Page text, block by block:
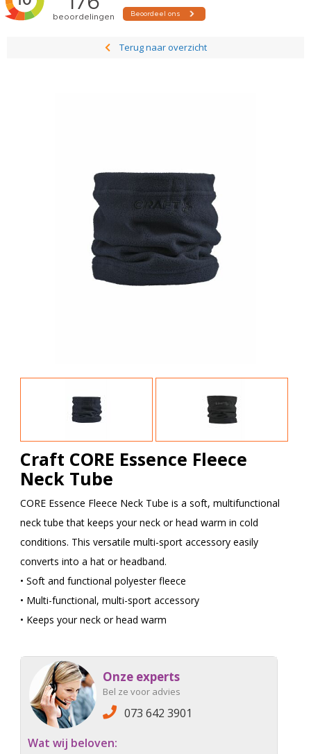
Terug naar overzicht
Craft CORE Essence Fleece
Neck Tube
CORE Essence Fleece Neck Tube is a soft, multifunctional
neck tube that keeps your neck or head warm in cold
conditions. This versatile multi-sport accessory easily
converts into a hat or headband.
• Soft and functional polyester fleece
• Multi-functional, multi-sport accessory
• Keeps your neck or head warm
Onze experts
Bel ze voor advies
073 642 3901
Wat wij beloven: